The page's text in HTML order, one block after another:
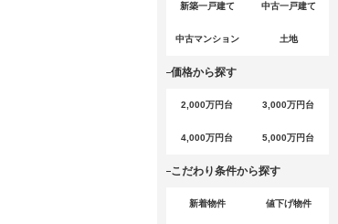
新築一戸建て 中古一戸建て
中古マンション 土地
価格から探す
2,000万円台 3,000万円台
4,000万円台 5,000万円台
こだわり条件から探す
新着物件 値下げ物件